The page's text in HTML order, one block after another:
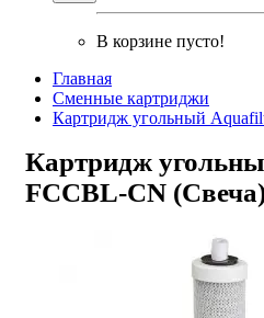
В корзине пусто!
Главная
Сменные картриджи
Картридж угольный
Картридж
FCCBL-CN